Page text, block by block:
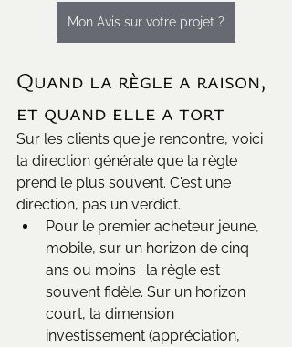
Mon Avis sur votre projet ?
Quand la règle a raison,
et quand elle a tort
Sur les clients que je rencontre, voici
la direction générale que la règle
prend le plus souvent. C'est une
direction, pas un verdict.
Pour le premier acheteur jeune,
mobile, sur un horizon de cinq
ans ou moins : la règle est
souvent fidèle. Sur un horizon
court, la dimension
investissement (appréciation,